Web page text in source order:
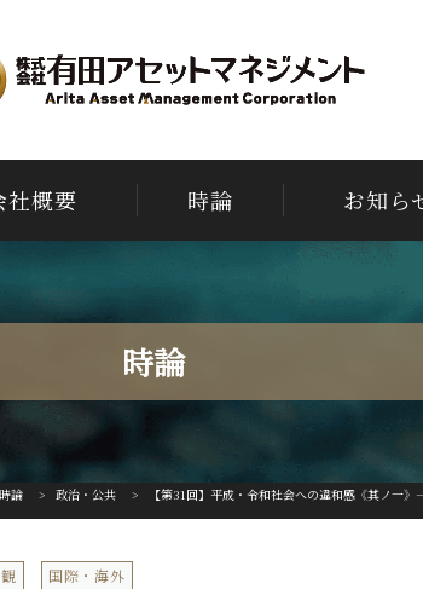
社概要 時論 お知ら
時論
時論 > 政治・公共 > 【第31回】平成・令和社会への違和感《其ノ一
国際・海外